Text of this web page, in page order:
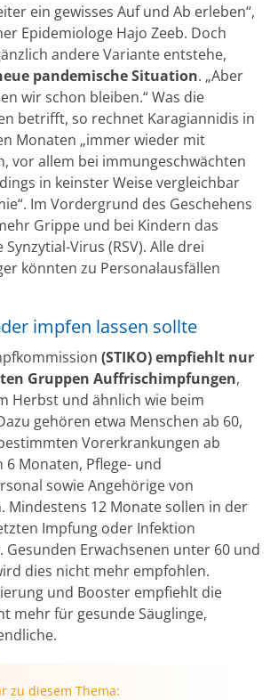
ein gewisses Auf und Ab erleben“,
Epidemiologe Hajo Zeeb. Doch
andere Variante entstehe,
pandemische Situation. „Aber
wir schon bleiben.“ Was die
betrifft, so rechnet Karagiannidis in
Monaten „immer wieder mit
vor allem bei immungeschwächten
in keinster Weise vergleichbar
Im Vordergrund des Geschehens
Grippe und bei Kindern das
Virus (RSV). Alle drei
könnten zu Personalausfällen
impfen lassen sollte
(STIKO) empfiehlt nur
Gruppen Auffrischimpfungen,
Herbst und ähnlich wie beim
gehören etwa Menschen ab 60,
Vorerkrankungen ab
6 Monaten, Pflege- und
sowie Angehörige von
Mindestens 12 Monate sollen in der
Impfung oder Infektion
Gesunden Erwachsenen unter 60 und
dies nicht mehr empfohlen.
und Booster empfiehlt die
mehr für gesunde Säuglinge,
zu diesem Thema: